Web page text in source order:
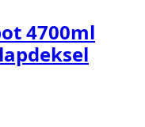
4700ml